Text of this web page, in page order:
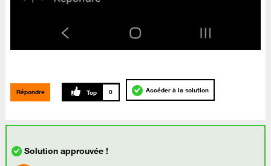
Répondre 0 Accéder à la solution